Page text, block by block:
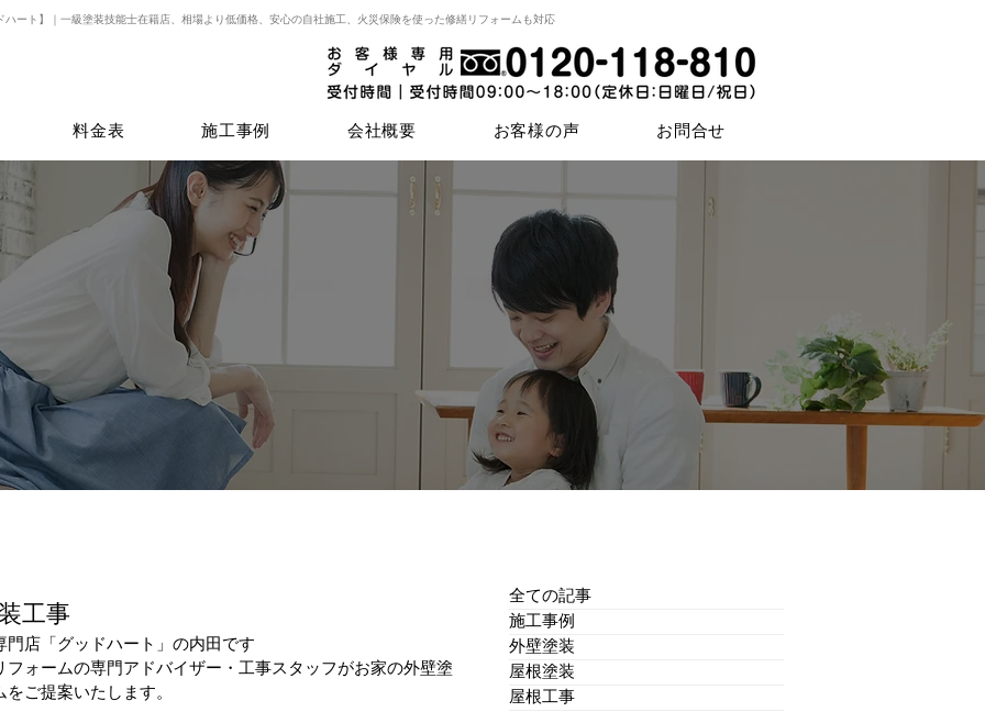
ート】｜一級塗装技能士在籍店、相場より低価格、安心の自社施工、火災保険を使った修繕リフォームも対応
料金表 施工事例 会社概要 お客様の声 お問合せ
工事
店「グッドハート」の内田です
ォームの専門アドバイザー・工事スタッフがお家の外壁塗
ご提案いたします。
全ての記事
施工事例
外壁塗装
屋根塗装
屋根工事